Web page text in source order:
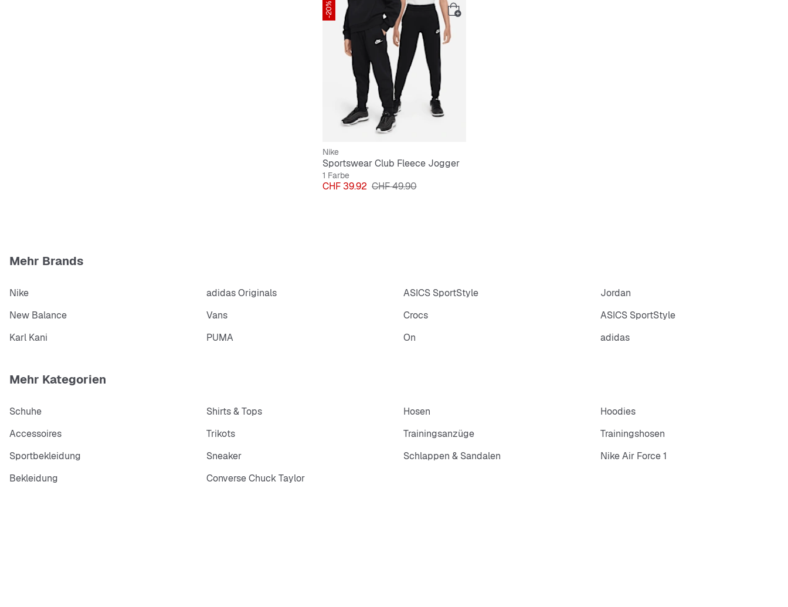
-20%
Nike
Sportswear Club Fleece Jogger
1 Farbe
Preis
CHF 39.92 Originalpreis
CHF 49.90
Mehr Brands
Nike adidas Originals ASICS SportStyle
Jordan
New Balance
Vans Crocs
ASICS SportStyle
Karl Kani
PUMA On adidas
Mehr Kategorien
Schuhe Shirts & Tops Hosen
Hoodies
Accessoires
Trikots Trainingsanzüge
Trainingshosen
Sportbekleidung
Sneaker Schlappen & Sandalen
Nike Air Force 1
Bekleidung
Converse Chuck Taylor